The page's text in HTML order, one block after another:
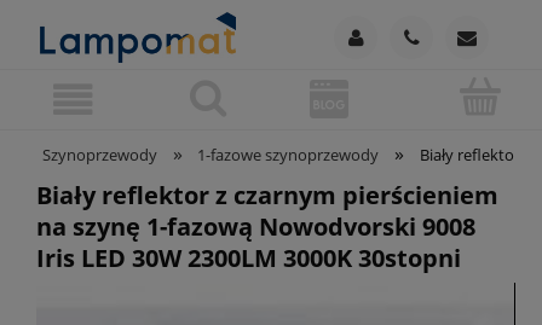
Szynoprzewody » 1-fazowe szynoprzewody » Biały reflektor z
Biały reflektor z czarnym pierścieniem
na szynę 1-fazową Nowodvorski 9008
Iris LED 30W 2300LM 3000K 30stopni